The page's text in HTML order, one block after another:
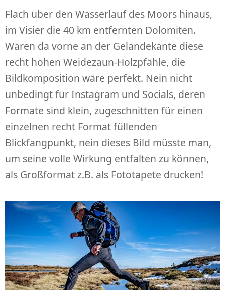
Flach über den Wasserlauf des Moors hinaus,
im Visier die 40 km entfernten Dolomiten.
Wären da vorne an der Geländekante diese
recht hohen Weidezaun-Holzpfähle, die
Bildkomposition wäre perfekt. Nein nicht
unbedingt für Instagram und Socials, deren
Formate sind klein, zugeschnitten für einen
einzelnen recht Format füllenden
Blickfangpunkt, nein dieses Bild müsste man,
um seine volle Wirkung entfalten zu können,
als Großformat z.B. als Fototapete drucken!